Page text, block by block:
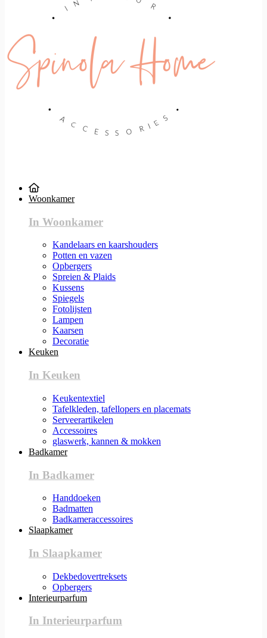
Woonkamer
In Woonkamer
Kandelaars en kaarshouders
Potten en vazen
Opbergers
Spreien & Plaids
Kussens
Spiegels
Fotolijsten
Lampen
Kaarsen
Decoratie
Keuken
In Keuken
Keukentextiel
Tafelkleden, tafellopers en placemats
Serveerartikelen
Accessoires
glaswerk, kannen & mokken
Badkamer
In Badkamer
Handdoeken
Badmatten
Badkameraccessoires
Slaapkamer
In Slaapkamer
Dekbedovertreksets
Opbergers
Interieurparfum
In Interieurparfum